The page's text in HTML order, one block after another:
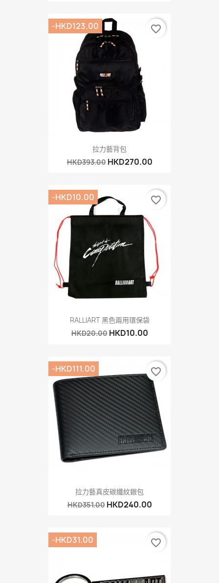
拉力藝背包
HKD393.00 HKD270.00
-HKD123.00 favorite_border
RALLIART 黑色兩用環保袋
HKD20.00 HKD10.00
-HKD10.00 favorite_border
拉力藝真皮碳纖紋銀包
HKD351.00 HKD240.00
-HKD111.00 favorite_border
-HKD31.00 favorite_border